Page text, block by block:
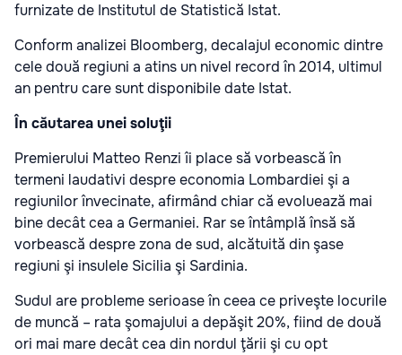
furnizate de Institutul de Statistică Istat.
Conform analizei Bloomberg, decalajul economic dintre
cele două regiuni a atins un nivel record în 2014, ultimul
an pentru care sunt disponibile date Istat.
În căutarea unei soluţii
Premierului Matteo Renzi îi place să vorbească în
termeni laudativi despre economia Lombardiei şi a
regiunilor învecinate, afirmând chiar că evoluează mai
bine decât cea a Germaniei. Rar se întâmplă însă să
vorbească despre zona de sud, alcătuită din şase
regiuni şi insulele Sicilia şi Sardinia.
Sudul are probleme serioase în ceea ce priveşte locurile
de muncă – rata şomajului a depăşit 20%, fiind de două
ori mai mare decât cea din nordul ţării şi cu opt